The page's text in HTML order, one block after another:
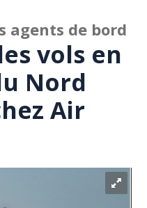
agents de bord
vols en
Nord
Air